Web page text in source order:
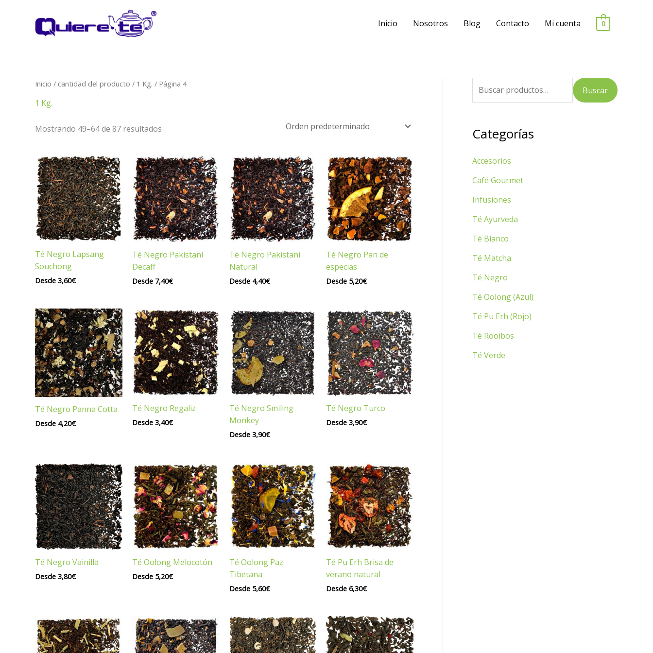
contenido
Inicio Nosotros Blog Contacto Mi cuenta 0
Inicio / cantidad del producto / 1 Kg. / Página 4
1 Kg.
Mostrando 49–64 de 87 resultados
Té Negro Lapsang
Souchong
Desde 3,60€
Té Negro Pakistaní
Decaff
Desde 7,40€
Té Negro Pakistaní
Natural
Desde 4,40€
Té Negro Pan de
especias
Desde 5,20€
Té Negro Panna Cotta
Desde 4,20€
Té Negro Regaliz
Desde 3,40€
Té Negro Smiling
Monkey
Desde 3,90€
Té Negro Turco
Desde3,90€
Té Negro Vainilla
Desde 3,80€
Té Oolong Melocotón
Desde 5,20€
Té Oolong Paz
Tibetana
Desde 5,60€
Té Pu Erh Brisa de
verano natural
Desde6,30€
u
c
r
p
Buscar
Categorías
Accesorios
Café Gourmet
Infusiones
Té Ayurveda
Té Blanco
Té Matcha
Té Negro
Té Oolong (Azul)
Té Pu Erh (Rojo)
Té Rooibos
Té Verde